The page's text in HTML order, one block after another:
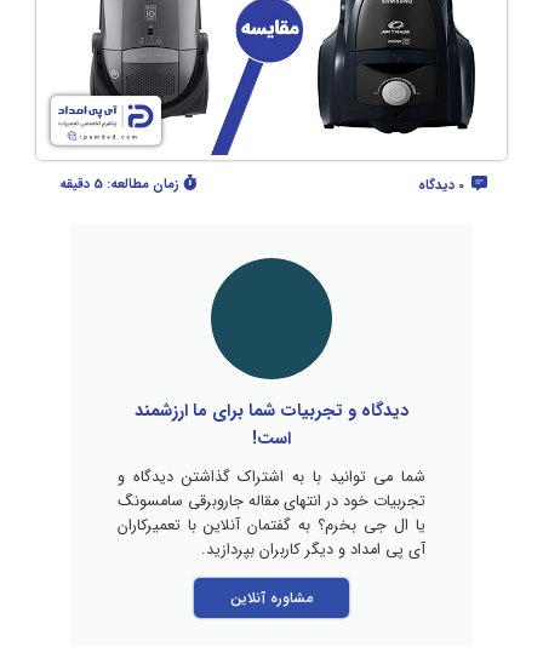
زمان مطالعه: 5 دقیقه
دیدگاه و تجربیات شما برای ما ارزشمند
است!
شما می توانید با به اشتراک گذاشتن دیدگاه و
تجربیات خود در انتهای مقاله جاروبرقی سامسونگ
یا ال جی بخرم؟ به گفتمان آنلاین با تعمیرکاران
آی پی امداد و دیگر کاربران بپردازید.
مشاوره آنلاین